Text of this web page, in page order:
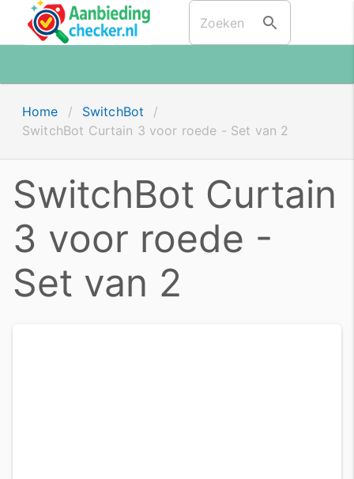
Home / SwitchBot
/
SwitchBot Curtain 3 voor roede - Set van 2
SwitchBot Curtain
3 voor roede -
Set van 2